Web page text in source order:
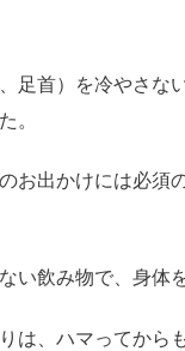
足首）を冷やさな
。
お出かけには必須
い飲み物で、身体
は、ハマってから